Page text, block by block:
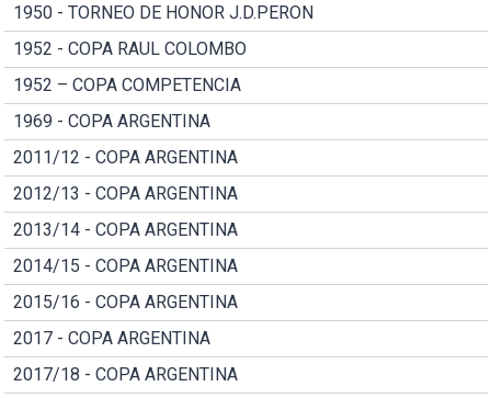
1950 - TORNEO DE HONOR J.D.PERON
1952 - COPA RAUL COLOMBO
1952 – COPA COMPETENCIA
1969 - COPA ARGENTINA
2011/12 - COPA ARGENTINA
2012/13 - COPA ARGENTINA
2013/14 - COPA ARGENTINA
2014/15 - COPA ARGENTINA
2015/16 - COPA ARGENTINA
2017 - COPA ARGENTINA
2017/18 - COPA ARGENTINA